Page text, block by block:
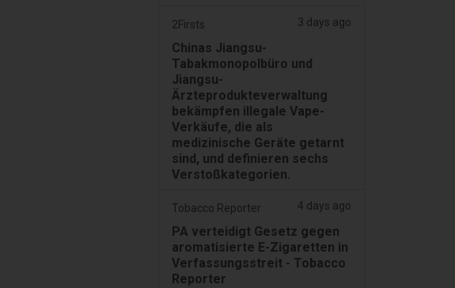
2Firsts 3 days ago
Chinas Jiangsu-
Tabakmonopolbüro und
Jiangsu-
Ärzteprodukteverwaltung
bekämpfen illegale Vape-
Verkäufe, die als
medizinische Geräte getarnt
sind, und definieren sechs
Verstoßkategorien.
Tobacco Reporter 4 days ago
PA verteidigt Gesetz gegen
aromatisierte E-Zigaretten in
Verfassungsstreit - Tobacco
Reporter